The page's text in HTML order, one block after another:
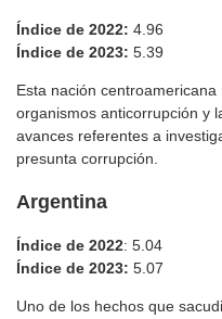
Índice de 2022: 4.96
Índice de 2023: 5.39
Esta nación
organismos anticorrupción y
avances referentes a
presunta corrupción.
Argentina
Índice de 2022: 5.04
Índice de 2023: 5.07
Uno de los hechos que